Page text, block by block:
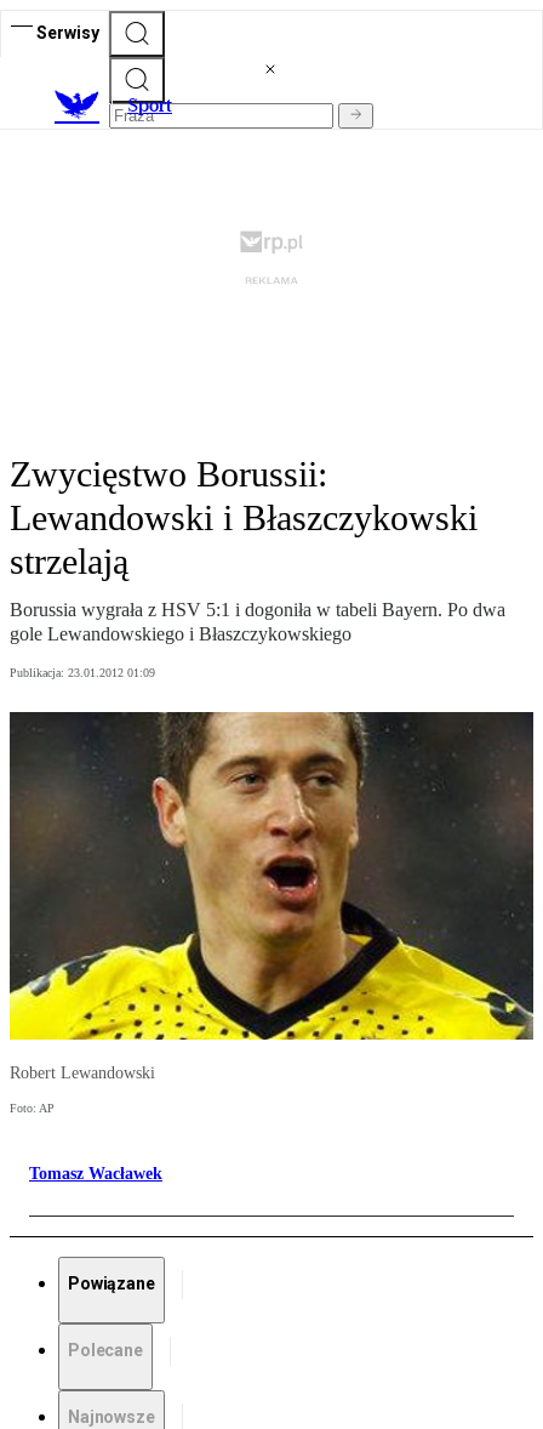
Serwisy
Sport
Zwycięstwo Borussii:
Lewandowski i Błaszczykowski
strzelają
Borussia wygrała z HSV 5:1 i dogoniła w tabeli Bayern. Po dwa
gole Lewandowskiego i Błaszczykowskiego
Publikacja: 23.01.2012 01:09
Robert Lewandowski
Foto: AP
Tomasz Wacławek
Powiązane
Polecane
Najnowsze